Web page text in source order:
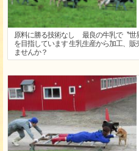
原料に勝る技術なし 最良の牛乳で〝世
を目指しています 生乳生産から加工、
ませんか？